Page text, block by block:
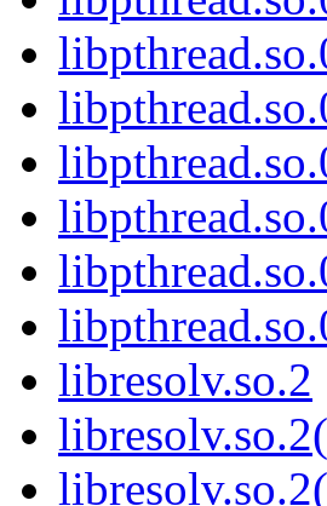
libresolv.so.2